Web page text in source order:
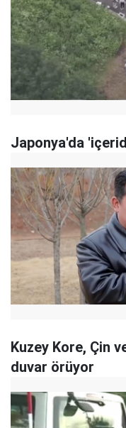
Japonya'da
Kuzey Kore, Çin
duvar örüyor